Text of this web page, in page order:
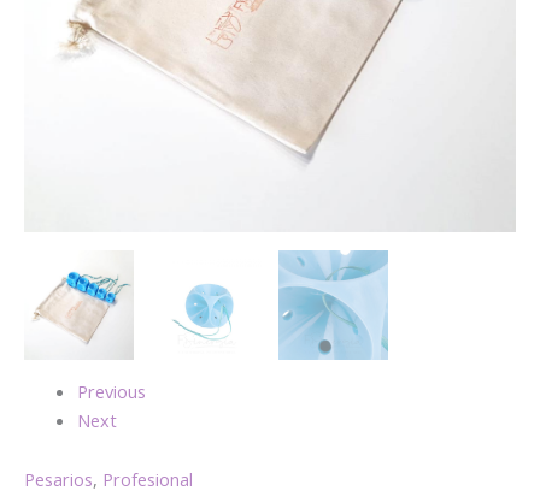
Previous
Next
Pesarios, Profesional